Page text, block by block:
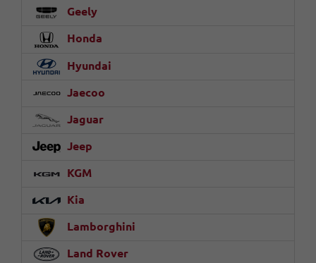
Geely
Honda
Hyundai
Jaecoo
Jaguar
Jeep
KGM
Kia
Lamborghini
Land Rover